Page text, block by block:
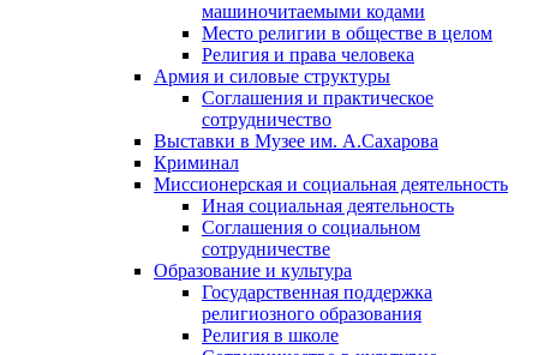
машиночитаемыми кодами
Место религии в обществе в целом
Религия и права человека
Армия и силовые структуры
Соглашения и практическое
сотрудничество
Выставки в Музее им. А.Сахарова
Криминал
Миссионерская и социальная деятельность
Иная социальная деятельность
Соглашения о социальном
сотрудничестве
Образование и культура
Государственная поддержка
религиозного образования
Религия в школе